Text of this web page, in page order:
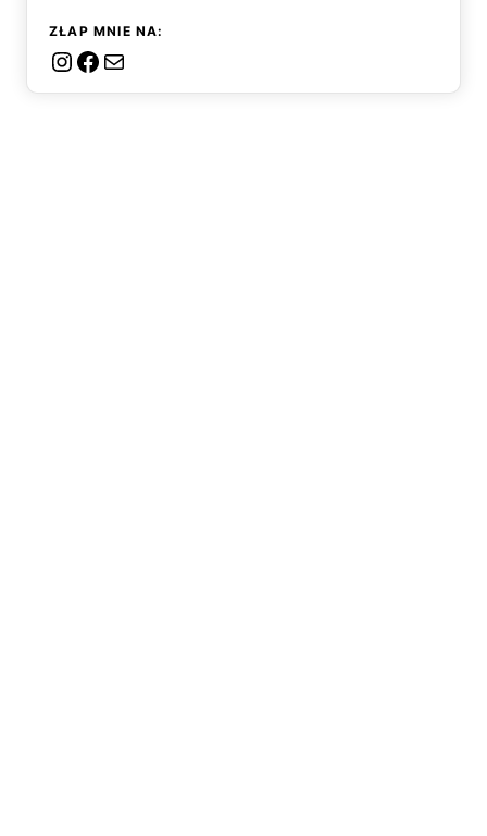
ZŁAP MNIE NA:
Instagram
Facebook
Mail